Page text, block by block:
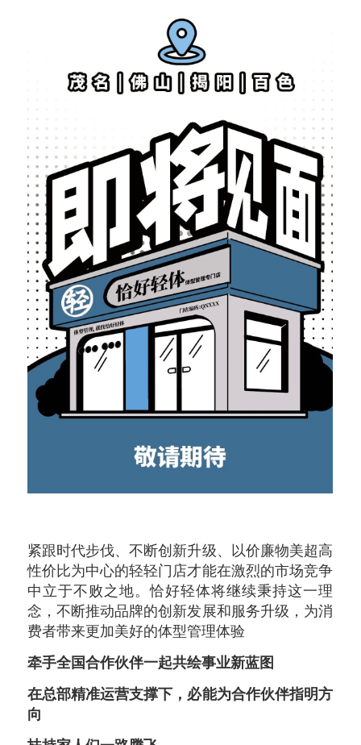
紧跟时代步伐、不断创新升级、以价廉物美超高
性价比为中心的轻轻门店才能在激烈的市场竞争
中立于不败之地。恰好轻体将继续秉持这一理
念，不断推动品牌的创新发展和服务升级，为消
费者带来更加美好的体型管理体验
牵手全国合作伙伴一起共绘事业新蓝图
在总部精准运营支撑下，必能为合作伙伴指明方
向